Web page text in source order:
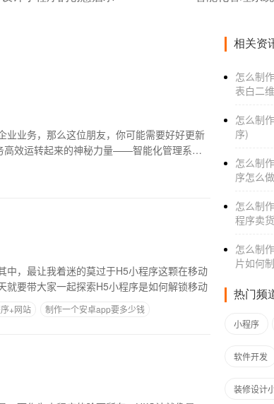
业业务，那么这位朋友，你可能需要好好更新
高效运转起来的神秘力量——智能化管理系
，最让我着迷的莫过于H5小程序这颗在移动
就要带大家一起探索H5小程序是如何解锁移动
+网站
制作一个安卓app要多少钱
相关资
怎么制
表白二
怎么制
序)
怎么制
序怎么
怎么制
程序卖
怎么制
片如何
热门频
小程序
软件开发
装修设计